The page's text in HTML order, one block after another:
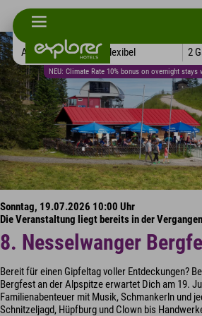
NEU: Climate Rate 10% bonus on overnight stays
Alle Hotels Flexibel 2
Sonntag, 19.07.2026 10:00 Uhr
Die Veranstaltung liegt bereits in der
8. Nesselwanger
Bereit für einen Gipfeltag voller Entdeckungen?
Bergfest an der Alpspitze erwartet Dich am 19.
Familienabenteuer mit Musik, Schmankerln und
Schnitzeljagd, Hüpfburg und Clown bis